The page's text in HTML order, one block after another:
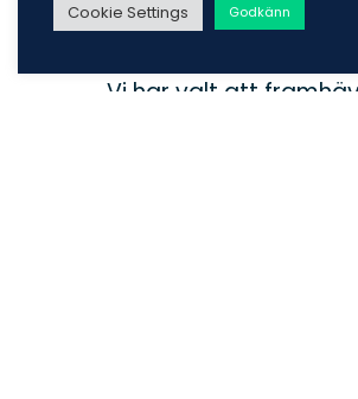
Resultat
Vi har valt att
Cookie Settings Godkänn